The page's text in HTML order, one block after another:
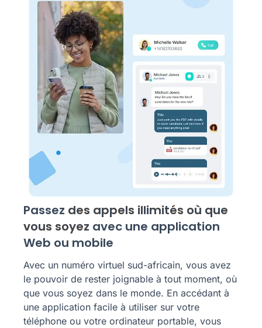
Passez des appels illimités où que
vous soyez avec une application
Web ou mobile
Avec un numéro virtuel sud-africain, vous avez
le pouvoir de rester joignable à tout moment, où
que vous soyez dans le monde. En accédant à
une application facile à utiliser sur votre
téléphone ou votre ordinateur portable, vous